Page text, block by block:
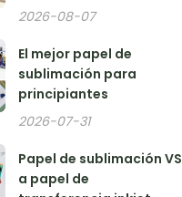
2026-08-07
El mejor papel de
sublimación para
principiantes
2026-07-31
Papel de sublimación VS
a papel de